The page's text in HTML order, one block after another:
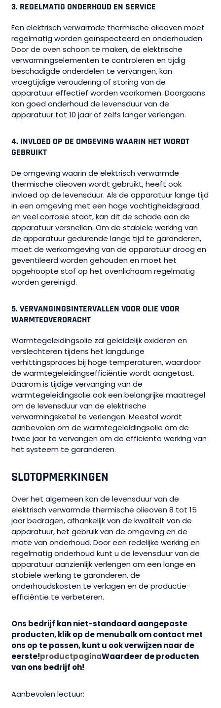
3. REGELMATIG ONDERHOUD EN SERVICE
Een elektrisch verwarmde thermische olieoven moet
regelmatig worden geïnspecteerd en onderhouden.
Door de oven schoon te maken, de elektrische
verwarmingselementen te controleren en tijdig
beschadigde onderdelen te vervangen, kan
vroegtijdige veroudering of storing van de
apparatuur effectief worden voorkomen. Doorgaans
kan goed onderhoud de levensduur van de
apparatuur tot 10 jaar of zelfs langer verlengen.
4. INVLOED OP DE OMGEVING WAARIN HET WORDT
GEBRUIKT
De omgeving waarin de elektrisch verwarmde
thermische olieoven wordt gebruikt, heeft ook
invloed op de levensduur. Als de apparatuur lange tijd
in een omgeving met een hoge vochtigheidsgraad
en veel corrosie staat, kan dit de schade aan de
apparatuur versnellen. Om de stabiele werking van
de apparatuur gedurende lange tijd te garanderen,
moet de werkomgeving van de apparatuur droog en
geventileerd worden gehouden en moet het
opgehoopte stof op het ovenlichaam regelmatig
worden gereinigd.
5.VERVANGINGSINTERVALLEN VOOR OLIE VOOR
WARMTEOVERDRACHT
Warmtegeleidingsolie zal geleidelijk oxideren en
verslechteren tijdens het langdurige
verhittingsproces bij hoge temperaturen, waardoor
de warmtegeleidingsefficiëntie wordt aangetast.
Daarom is tijdige vervanging van de
warmtegeleidingsolie ook een belangrijke maatregel
om de levensduur van de elektrische
verwarmingsketel te verlengen. Meestal wordt
aanbevolen om de warmtegeleidingsolie om de
twee jaar te vervangen om de efficiënte werking van
het systeem te garanderen.
SLOTOPMERKINGEN
Over het algemeen kan de levensduur van de
elektrisch verwarmde thermische olieoven 8 tot 15
jaar bedragen, afhankelijk van de kwaliteit van de
apparatuur, het gebruik van de omgeving en de
mate van onderhoud. Door een redelijke werking en
regelmatig onderhoud kunt u de levensduur van de
apparatuur aanzienlijk verlengen om een lange en
stabiele werking te garanderen, de
onderhoudskosten te verlagen en de productie-
efficiëntie te verbeteren.
Ons bedrijf kan niet-standaard aangepaste
producten, klik op de menubalk om contact met
ons op te passen, kunt u ook verwijzen naar de
eerste!productpaginaWaardeer de producten
van ons bedrijf oh!
Aanbevolen lectuur: